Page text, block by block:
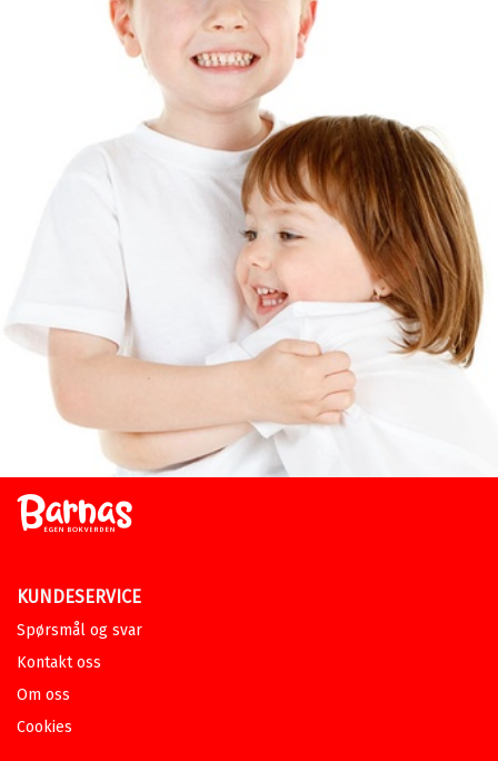
KUNDESERVICE
Spørsmål og svar
Kontakt oss
Om oss
Cookies